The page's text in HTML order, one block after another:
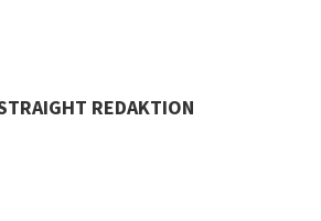
REDAKTION